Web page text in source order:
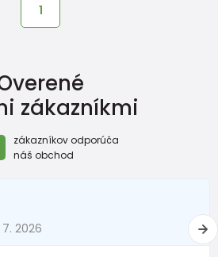
1
zákazníkmi
zákazníkov odporúča
náš obchod
2026